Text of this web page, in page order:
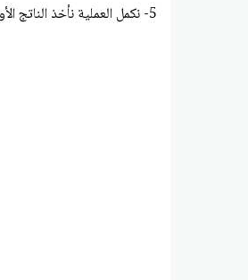
5- نكمل العملية نأخذ الناتج الأول ونضيف له نفس المقدار الذي اضفناه في البداية .